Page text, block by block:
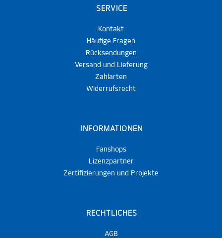
SERVICE
Kontakt
Häufige Fragen
Rücksendungen
Versand und Lieferung
Zahlarten
Widerrufsrecht
INFORMATIONEN
Fanshops
Lizenzpartner
Zertifizierungen und Projekte
RECHTLICHES
AGB